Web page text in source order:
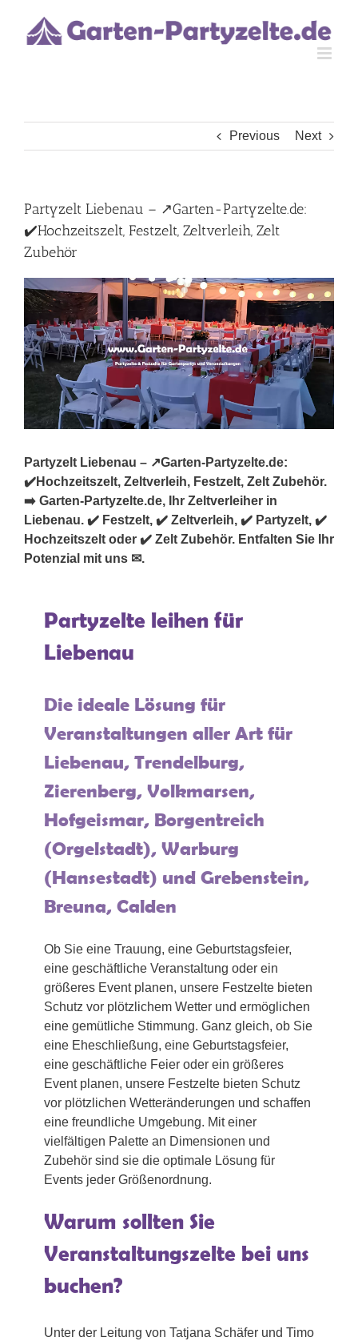
content
Previous Next
Partyzelt Liebenau – ↗️Garten-Partyzelte.de:
✔️Hochzeitszelt, Festzelt, Zeltverleih, Zelt
Zubehör
Partyzelt Liebenau – ↗️Garten-Partyzelte.de:
✔️Hochzeitszelt, Zeltverleih, Festzelt, Zelt Zubehör.
➡️ Garten-Partyzelte.de, Ihr Zeltverleiher in
Liebenau. ✔️ Festzelt, ✔️ Zeltverleih, ✔️ Partyzelt, ✔️
Hochzeitszelt oder ✔️ Zelt Zubehör. Entfalten Sie Ihr
Potenzial mit uns ✉.
Partyzelte leihen für
Liebenau
Die ideale Lösung für
Veranstaltungen aller Art für
Liebenau, Trendelburg,
Zierenberg, Volkmarsen,
Hofgeismar, Borgentreich
(Orgelstadt), Warburg
(Hansestadt) und Grebenstein,
Breuna, Calden
Ob Sie eine Trauung, eine Geburtstagsfeier,
eine geschäftliche Veranstaltung oder ein
größeres Event planen, unsere Festzelte bieten
Schutz vor plötzlichem Wetter und ermöglichen
eine gemütliche Stimmung. Ganz gleich, ob Sie
eine Eheschließung, eine Geburtstagsfeier,
eine geschäftliche Feier oder ein größeres
Event planen, unsere Festzelte bieten Schutz
vor plötzlichen Wetteränderungen und schaffen
eine freundliche Umgebung. Mit einer
vielfältigen Palette an Dimensionen und
Zubehör sind sie die optimale Lösung für
Events jeder Größenordnung.
Warum sollten Sie
Veranstaltungszelte bei uns
buchen?
Unter der Leitung von Tatjana Schäfer und Timo